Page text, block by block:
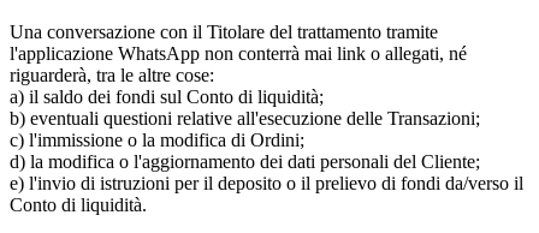
Una conversazione con il Titolare del trattamento tramite
l'applicazione WhatsApp non conterrà mai link o allegati, né
riguarderà, tra le altre cose:
a) il saldo dei fondi sul Conto di liquidità;
b) eventuali questioni relative all'esecuzione delle Transazioni;
c) l'immissione o la modifica di Ordini;
d) la modifica o l'aggiornamento dei dati personali del Cliente;
e) l'invio di istruzioni per il deposito o il prelievo di fondi da/verso il
Conto di liquidità.